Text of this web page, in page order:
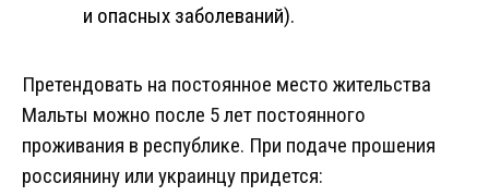
и опасных заболеваний).
Претендовать на постоянное место жительства
Мальты можно после 5 лет постоянного
проживания в республике. При подаче прошения
россиянину или украинцу придется: